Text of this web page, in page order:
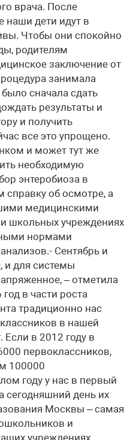
врача. После
наши дети идут в
Чтобы они спокойно
родителям
заключение от
занимала
сначала сдать
результаты и
и получить
все это упрощено.
и может тут же
необходимую
энтеробиоза в
об осмотре, а
медицинскими
школьных учреждениях
нормами
Сентябрь и
и для системы
– отметила
в части роста
традиционно нас
в нашей
Если в 2012 году в
первоклассников,
100000
году у нас в первый
сегодняшний день их
Москвы – самая
и
учреждениях.